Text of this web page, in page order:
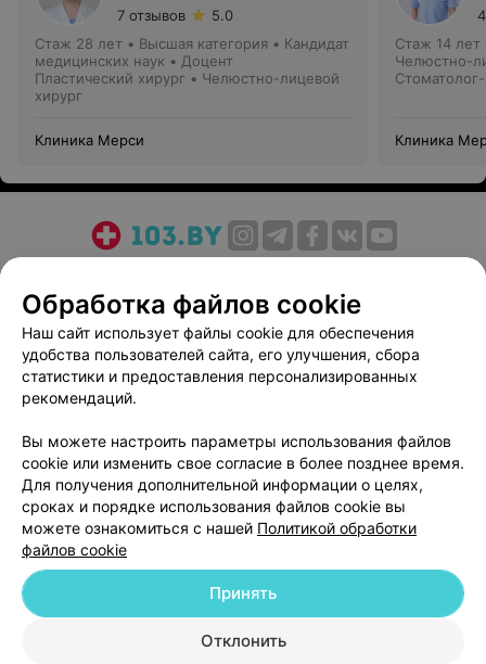
7 отзывов
5.0
Стаж 28 лет • Высшая категория • Кандидат
медицинских наук • Доцент
Пластический хирург • Челюстно-лицевой
хирург
Клиника Мерси
Стаж 14 лет
Челюстно-
Клиника
Медицинский маркетинг
Публичный договор
Пользовательское соглашение
Способы оплаты
Вакансии
Партнеры
Написать руководителю 103.by
Персональные настройки cookie
Обработка персональных данных
Обработка файлов cookie
Наш сайт использует файлы cookie для обеспечения
удобства пользователей сайта, его улучшения, сбора
статистики и предоставления персонализированных
рекомендаций.
Вы можете настроить параметры использования файлов
cookie или изменить свое согласие в более позднее время.
Для получения дополнительной информации о целях,
сроках и порядке использования файлов cookie вы
можете ознакомиться с нашей Политикой обработки
файлов cookie
Отклонить
Принять